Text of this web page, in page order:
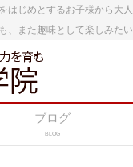
はじめとするお子様から
また趣味として楽しみた
ブログ
BLOG